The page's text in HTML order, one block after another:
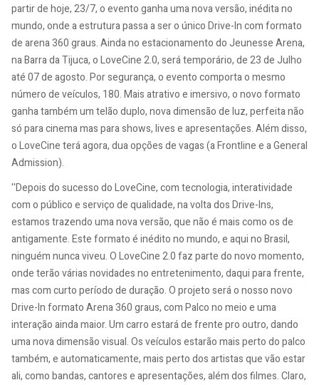
partir de hoje, 23/7, o evento ganha uma nova versão, inédita no
mundo, onde a estrutura passa a ser o único Drive-In com formato
de arena 360 graus. Ainda no estacionamento do Jeunesse Arena,
na Barra da Tijuca, o LoveCine 2.0, será temporário, de 23 de Julho
até 07 de agosto. Por segurança, o evento comporta o mesmo
número de veículos, 180. Mais atrativo e imersivo, o novo formato
ganha também um telão duplo, nova dimensão de luz, perfeita não
só para cinema mas para shows, lives e apresentações. Além disso,
o LoveCine terá agora, dua opções de vagas (a Frontline e a General
Admission).
''Depois do sucesso do LoveCine, com tecnologia, interatividade
com o público e serviço de qualidade, na volta dos Drive-Ins,
estamos trazendo uma nova versão, que não é mais como os de
antigamente. Este formato é inédito no mundo, e aqui no Brasil,
ninguém nunca viveu. O LoveCine 2.0 faz parte do novo momento,
onde terão várias novidades no entretenimento, daqui para frente,
mas com curto período de duração. O projeto será o nosso novo
Drive-In formato Arena 360 graus, com Palco no meio e uma
interação ainda maior. Um carro estará de frente pro outro, dando
uma nova dimensão visual. Os veículos estarão mais perto do palco
também, e automaticamente, mais perto dos artistas que vão estar
ali, como bandas, cantores e apresentações, além dos filmes. Claro,